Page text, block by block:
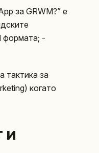
за GRWM?” е
формата; -
тактика за
когато
и